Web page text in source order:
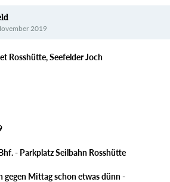
2019
Rosshütte, Seefelder Joch
- Parkplatz Seilbahn Rosshütte
gegen Mittag schon etwas dünn -